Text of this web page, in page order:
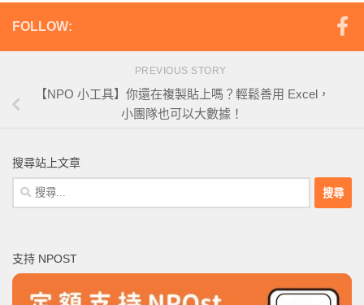
FOLLOW:
PREVIOUS STORY
【NPO 小工具】你還在複製貼上嗎？輕鬆善用 Excel，
小團隊也可以大數據！
搜尋站上文章
搜
尋
字:
支持 NPOST